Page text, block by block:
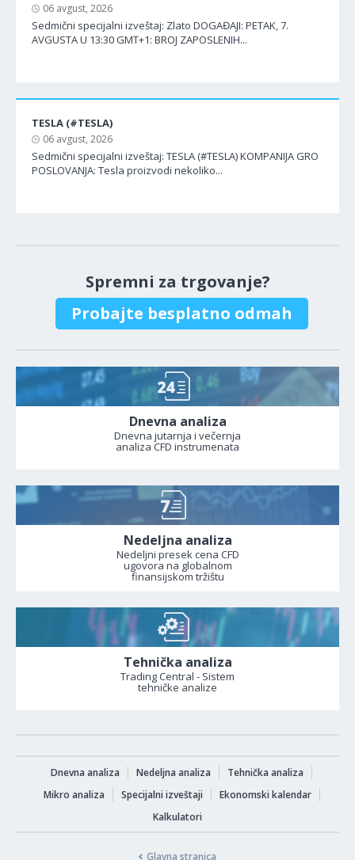
06 avgust, 2026
Sedmični specijalni izveštaj: Zlato DOGAĐAJI: PETAK, 7.
AVGUSTA U 13:30 GMT+1: BROJ ZAPOSLENIH...
TESLA (#TESLA)
06 avgust, 2026
Sedmični specijalni izveštaj: TESLA (#TESLA) KOMPANIJA GRO
POSLOVANJA: Tesla proizvodi nekoliko...
Spremni za trgovanje?
Probajte besplatno odmah
Dnevna analiza
Dnevna jutarnja i večernja
analiza CFD instrumenata
Nedeljna analiza
Nedeljni presek cena CFD
ugovora na globalnom
finansijskom tržištu
Tehnička analiza
Trading Central - Sistem
tehničke analize
Dnevna analiza Nedeljna analiza
Tehnička analiza
Mikro analiza
Specijalni izveštaji
Ekonomski kalendar
Kalkulatori
Glavna stranica